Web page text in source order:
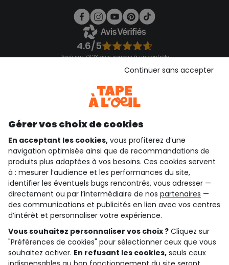
4.6/5
Basé sur 7 323 avis soumis à un contrôle
Consulter les CGU
qui sommes-nous ?
besoin d'aide ?
le club fidélité
notre catalogue
Conditions générales de ventes et d'utilisation
Gérer vos choix de cookies
En acceptant les cookies, vous profiterez d’une
navigation optimisée ainsi que de recommandations de
produits plus adaptées à vos besoins. Ces cookies servent
à : mesurer l’audience et les performances du site,
identifier les éventuels bugs rencontrés, vous adresser —
directement ou par l’intermédiaire de nos partenaires —
des communications et publicités en lien avec vos centres
d’intérêt et personnaliser votre expérience.
Vous souhaitez personnaliser vos choix ? Cliquez sur
"Préférences de cookies" pour sélectionner ceux que vous
souhaitez activer. En refusant les cookies, seuls ceux
Continuer sans accepter